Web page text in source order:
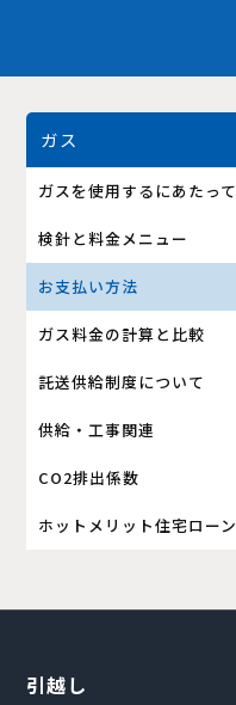
ガス
ガスを使用するにあたって
検針と料金メニュー
お支払い方法
ガス料金の計算と比較
託送供給制度について
供給・工事関連
CO2排出係数
ホットメリット住宅ローン
引越し